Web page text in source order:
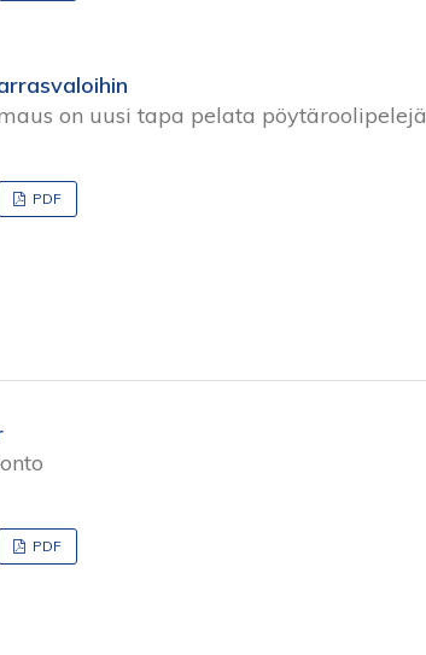
on uusi tapa pelata pöytäroolipelejä
PDF
PDF